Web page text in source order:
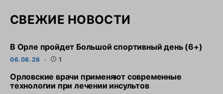
СВЕЖИЕ НОВОСТИ
В Орле пройдет Большой спортивный день (6+)
06.08.26 1
Орловские врачи применяют современные
технологии при лечении инсультов